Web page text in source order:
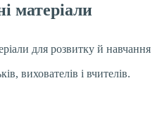
матеріали
для розвитку й навчання
вихователів і вчителів.